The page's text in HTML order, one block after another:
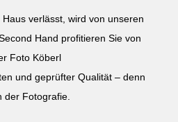
verlässt, wird von unseren
Hand profitieren Sie von
Foto Köberl
und geprüfter Qualität – denn
der Fotografie.